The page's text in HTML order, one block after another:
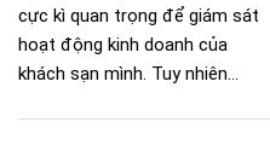
cực kì quan trọng để giám sát
hoạt động kinh doanh của
khách sạn mình. Tuy nhiên...